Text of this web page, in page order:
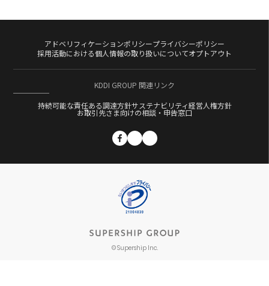
アドベリフィケーションポリシープライバシーポリシー
採用活動における個人情報の取り扱いについてオプトアウト
KDDI GROUP 関連リンク
持続可能な責任ある調達方針サステナビリティ経営人権方針
お取引先さま向けの相談・申告窓口
© Supership Inc.